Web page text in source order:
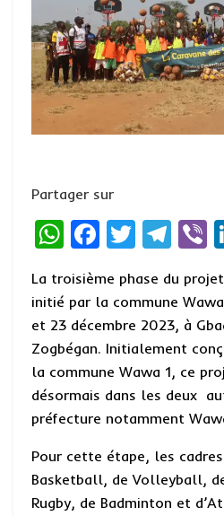
Partager sur
W
at
s
A
p
p
F
ce
b
o
o
k
T
it
te
r
T
e
g
r
a
m
La troisième phase du
initié par la commune
et 23 décembre 2023, à
Zogbégan. Initialement
la commune Wawa 1, ce
désormais dans les deux
préfecture notamment
Pour cette étape, les
Basketball, de Volleyball,
Rugby, de Badminton et